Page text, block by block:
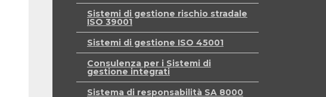
Sistemi di gestione rischio stradale
ISO 39001
Sistemi di gestione ISO 45001
Consulenza per i Sistemi di
gestione integrati
Sistema di responsabilità SA 8000